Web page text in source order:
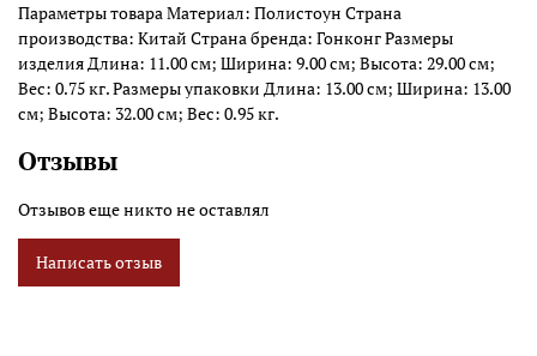
Параметры товара Материал: Полистоун Страна
производства: Китай Страна бренда: Гонконг Размеры
изделия Длина: 11.00 см; Ширина: 9.00 см; Высота: 29.00 см;
Вес: 0.75 кг. Размеры упаковки Длина: 13.00 см; Ширина: 13.00
см; Высота: 32.00 см; Вес: 0.95 кг.
Отзывы
Отзывов еще никто не оставлял
Написать отзыв